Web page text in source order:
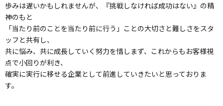
新着情報
03-3526-2680
歩みは遅いかもしれませんが、『挑戦しなければ成功はない』の精
神のもと
「当たり前のことを当たり前に行う」ことの大切さと難しさをスタ
ッフと共有し、
共に悩み、共に成長していく努力を惜しまず、これからもお客様視
点で小回りが利き、
確実に実行に移せる企業として前進していきたいと思っておりま
す。